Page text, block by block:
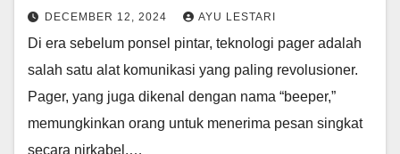
DECEMBER 12, 2024 AYU LESTARI
Di era sebelum ponsel pintar, teknologi pager adalah
salah satu alat komunikasi yang paling revolusioner.
Pager, yang juga dikenal dengan nama “beeper,”
memungkinkan orang untuk menerima pesan singkat
secara nirkabel.…